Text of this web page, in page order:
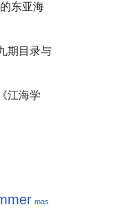
东亚海
期目录与
江海学
mas